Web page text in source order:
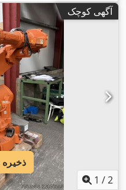
آگهی کوچک
1 /2